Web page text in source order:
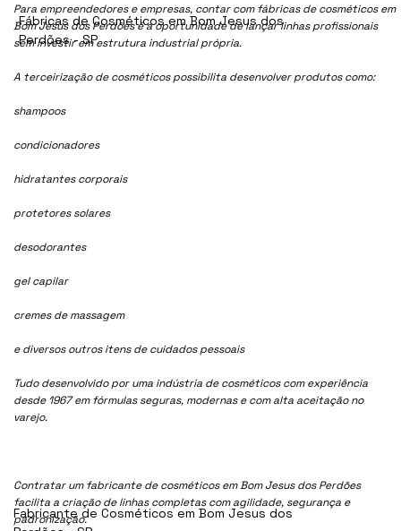
Para empreendedores e empresas, contar com fábricas de cosméticos em
Bom Jesus dos Perdões é a oportunidade de lançar linhas profissionais
sem investir em estrutura industrial própria.
A terceirização de cosméticos possibilita desenvolver produtos como:
shampoos
condicionadores
hidratantes corporais
protetores solares
desodorantes
gel capilar
cremes de massagem
e diversos outros itens de cuidados pessoais
Tudo desenvolvido por uma indústria de cosméticos com experiência
desde 1967 em fórmulas seguras, modernas e com alta aceitação no
varejo.
Contratar um fabricante de cosméticos em Bom Jesus dos Perdões
facilita a criação de linhas completas com agilidade, segurança e
padronização.
Fábricas de Cosméticos em Bom Jesus dos
Perdões - SP
Fabricante de Cosméticos em Bom Jesus dos